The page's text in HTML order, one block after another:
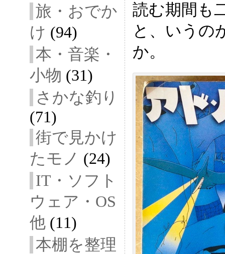
旅・おでか
け (94)
本・音楽・
小物 (31)
さかな釣り
(71)
街で見かけ
たモノ (24)
IT・ソフト
ウェア・OS
他 (11)
本棚を整理
読む期間も
と、いうの
か。